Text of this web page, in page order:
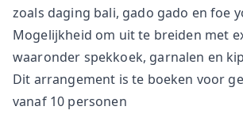
zoals daging bali, gado gado en foe
Mogelijkheid om uit te breiden met
waaronder spekkoek, garnalen en
Dit arrangement is te boeken voor
vanaf 10 personen